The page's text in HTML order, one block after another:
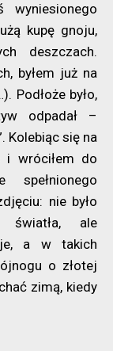
kupę gnoju,
deszczach.
byłem już na
Podłoże było,
odpadał –
Kolebiąc się na
i wróciłem do
nie było
światła, ale
a w takich
o złotej
zimą, kiedy